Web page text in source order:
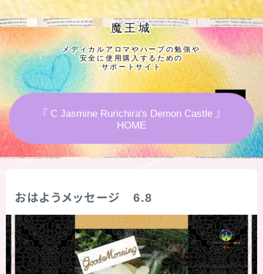
★全種/アロマハーブスパイス基材 プチ辞典ク
イズ＆プチ辞典
★アロマ検定＋αクイズ
★アロマハーブ傾向チェック
秘密部屋
お知らせ
公式ウェブサイト『Botanical Study』
魔王城
メディカルアロマやハーブの勉強や
安全に使用購入するための
サポートサイト
『 C Jasmine Rurichira's Demon Castle 』
HOME
おはようメッセージ 6.8